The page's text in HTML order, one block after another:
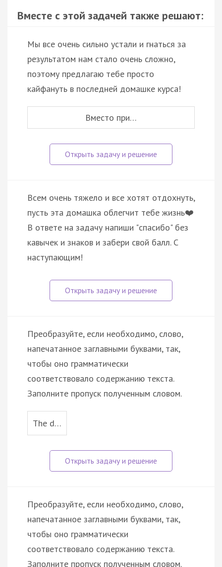
Вместе с этой задачей также решают:
Мы все очень сильно устали и гнаться за
результатом нам стало очень сложно,
поэтому предлагаю тебе просто
кайфануть в последней домашке курса!
Вместо при…
Всем очень тяжело и все хотят отдохнуть,
пусть эта домашка облегчит тебе жизнь❤️
В ответе на задачу напиши "спасибо" без
кавычек и знаков и забери свой балл. С
наступающим!
Преобразуйте, если необходимо, слово,
напечатанное заглавными буквами, так,
чтобы оно грамматически
соответствовало содержанию текста.
Заполните пропуск полученным словом.
The d…
Преобразуйте, если необходимо, слово,
напечатанное заглавными буквами, так,
чтобы оно грамматически
соответствовало содержанию текста.
Заполните пропуск полученным словом.